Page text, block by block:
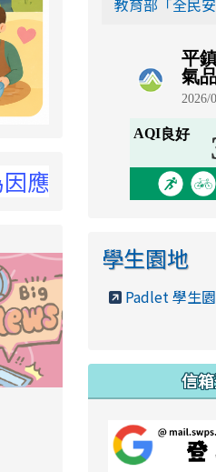
官網
xiaohongshu.html
教育部「全民
學生園地
Padlet 學生
信